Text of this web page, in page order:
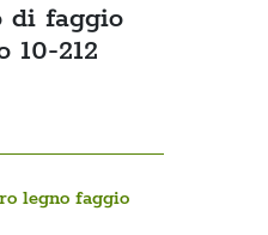
di faggio
10-212
legno faggio